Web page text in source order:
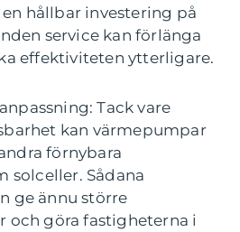
hållbar investering på
service kan förlänga
effektiviteten ytterligare.
Tack vare
kan värmepumpar
förnybara
solceller. Sådana
ge ännu större
och göra fastigheterna i